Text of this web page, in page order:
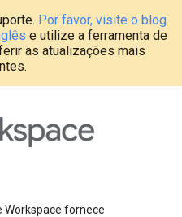
Por favor, visite o blog
e utilize a ferramenta de
as atualizações mais
Workspace fornece